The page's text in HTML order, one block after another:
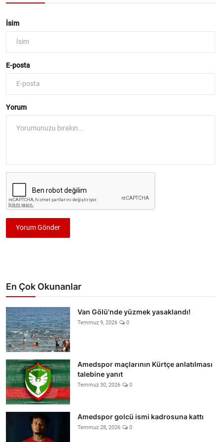
İsim
E-posta
Yorum
Yorum Gönder
En Çok Okunanlar
Van Gölü'nde yüzmek yasaklandı!
Temmuz 9, 2026 0
Amedspor maçlarının Kürtçe anlatılması
talebine yanıt
Temmuz 30, 2026 0
Amedspor golcü ismi kadrosuna kattı
Temmuz 28, 2026 0